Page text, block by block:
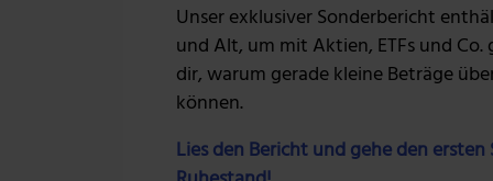
Unser exklusiver Sonderbericht
und Alt, um mit Aktien, ETFs und
dir, warum gerade kleine Beträge
können.
Lies den Bericht und gehe den